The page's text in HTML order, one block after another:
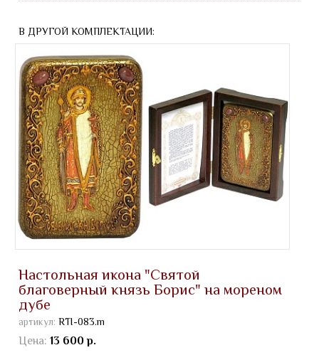
В ДРУГОЙ КОМПЛЕКТАЦИИ:
Настольная икона "Святой
благоверный князь Борис" на мореном
дубе
артикул: RTI-083.m
Цена: 13 600 р.